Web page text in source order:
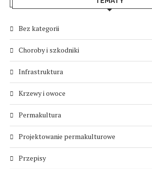
Bez kategorii
Choroby i szkodniki
Infrastruktura
Krzewy i owoce
Permakultura
Projektowanie permakulturowe
Przepisy